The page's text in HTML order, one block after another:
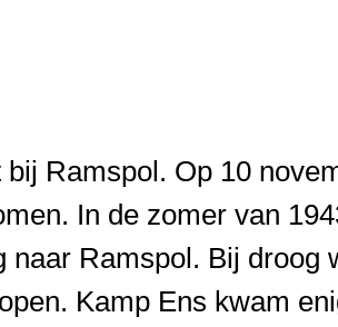
Ramspol. Op 10
In de zomer van
Ramspol. Bij droog
Kamp Ens kwam